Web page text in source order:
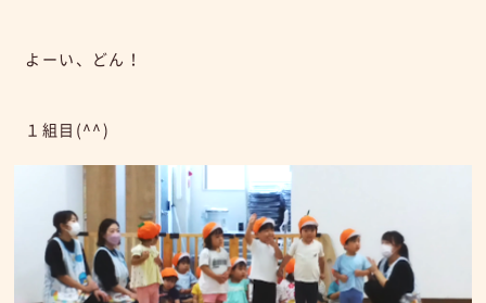
よーい、どん！
１組目(^^)